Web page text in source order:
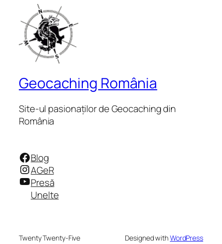
Geocaching România
Site-ul pasionaților de Geocaching din
România
Facebook
Instagram
YouTube
Blog
AGeR
Presă
Unelte
Twenty Twenty-Five Designed withWordPress